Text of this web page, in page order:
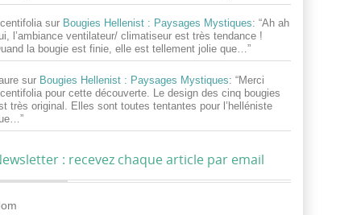
sur Bougies Hellenist : Paysages Mystiques: “Ah ah
l’ambiance ventilateur/ climatiseur est très tendance !
la bougie est finie, elle est tellement jolie que…”
sur Bougies Hellenist : Paysages Mystiques: “Merci
pour cette découverte. Le design des cinq bougies
très original. Elles sont toutes tentantes pour l’helléniste
”
: recevez chaque article par email